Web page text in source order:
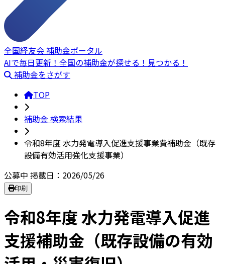
全国経友会 補助金ポータル
AIで毎日更新！全国の補助金が探せる！見つかる！
補助金をさがす
TOP
補助金 検索結果
令和8年度 水力発電導入促進支援事業費補助金（既存
設備有効活用強化支援事業）
公募中 掲載日：2026/05/26
印刷
令和8年度 水力発電導入促進
支援補助金（既存設備の有効